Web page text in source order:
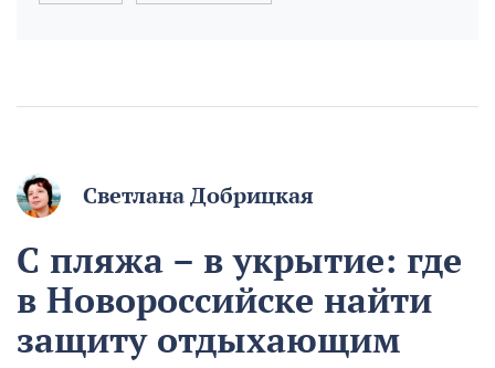
Светлана Добрицкая
С пляжа – в укрытие: где
в Новороссийске найти
защиту отдыхающим